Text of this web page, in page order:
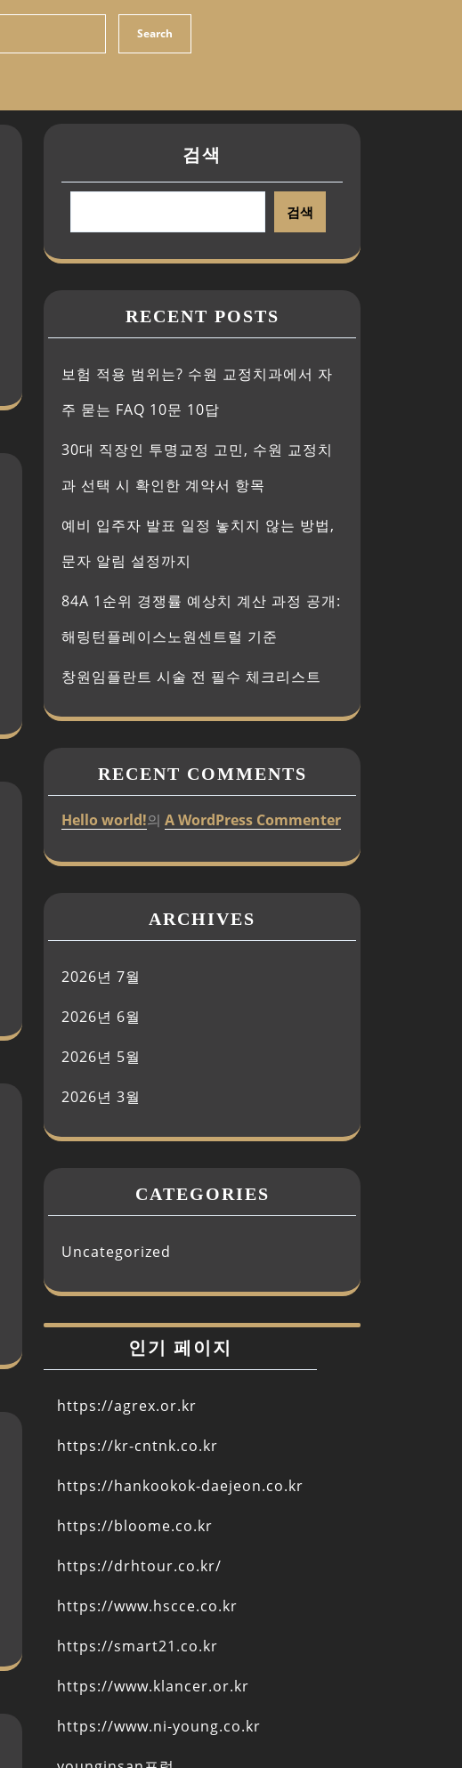
검색
검색
RECENT POSTS
보험 적용 범위는? 수원 교정치과에서 자
주 묻는 FAQ 10문 10답
30대 직장인 투명교정 고민, 수원 교정치
과 선택 시 확인한 계약서 항목
예비 입주자 발표 일정 놓치지 않는 방법,
문자 알림 설정까지
84A 1순위 경쟁률 예상치 계산 과정 공개:
해링턴플레이스노원센트럴 기준
창원임플란트 시술 전 필수 체크리스트
RECENT COMMENTS
Hello world!의 A WordPress Commenter
ARCHIVES
2026년 7월
2026년 6월
2026년 5월
2026년 3월
CATEGORIES
Uncategorized
인기 페이지
https://agrex.or.kr
https://kr-cntnk.co.kr
https://hankookok-daejeon.co.kr
https://bloome.co.kr
https://drhtour.co.kr/
https://www.hscce.co.kr
https://smart21.co.kr
https://www.klancer.or.kr
https://www.ni-young.co.kr